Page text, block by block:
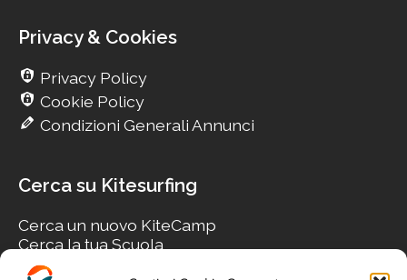
Privacy & Cookies
Privacy Policy
Cookie Policy
Condizioni Generali Annunci
Cerca su Kitesurfing
Cerca un nuovo KiteCamp
Cerca la tua Scuola
Cerca il tuo KiteSpot